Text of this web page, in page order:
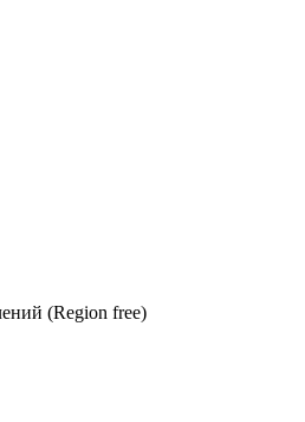
(Region free)